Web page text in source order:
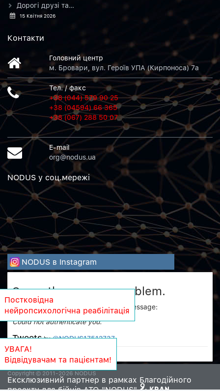
Дорогі друзі та…
15 Квітня 2026
Контакти
Головний центр
м. Бровари, вул. Героїв УПА (Кирпоноса) 7а
Тел. / факс
+38 (044) 579 90 25
+38 (04594) 66 365
+38 (067) 288 50 07
E-mail
org@nodus.ua
NODUS у соц.мережi
NODUS в Instagram
Sorry, there was a problem.
Twitter returned the following error message:
Could not authenticate you.
Tweets by @NODUS17512737
Copyright © 2011-2026 NODUS
Ексклюзивний партнер в рамках Благодійного
Постковідна
нейропсихологічна реабілітація
УВАГА!
Відвідувачам та пацієнтам!